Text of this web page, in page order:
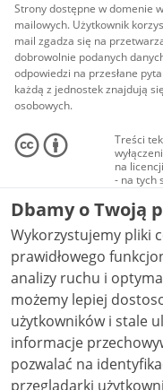
Strony dostępne w domenie
mailowych. Użytkownik
mail zgadza się na
dobrowolnie podanych
odpowiedzi na przesłane
każdą z jednostek znajdują
osobowych.
Treści
na
- na tych
audio i
Creative
NC-ND
Dbamy o Twoją
Wykorzystujemy pliki
prawidłowego
analizy ruchu i
możemy lepiej
użytkowników i stale
informacje
pozwalać na
przeglądarki